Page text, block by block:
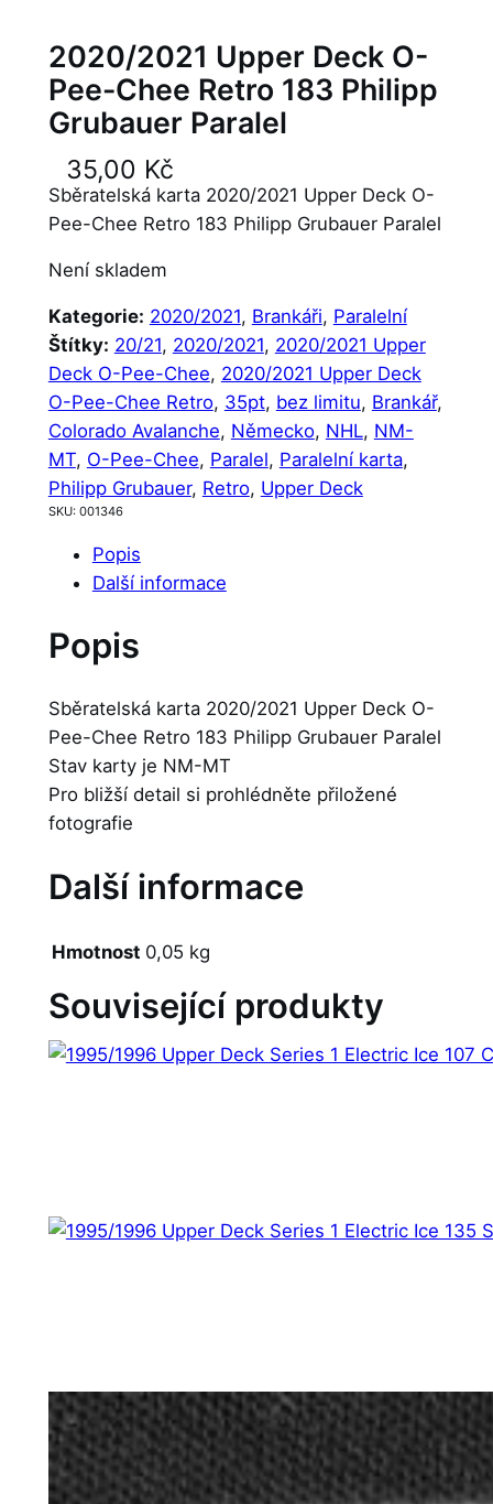
2020/2021 Upper Deck O-
Pee-Chee Retro 183 Philipp
Grubauer Paralel
35,00 Kč
Sběratelská karta 2020/2021 Upper Deck O-
Pee-Chee Retro 183 Philipp Grubauer Paralel
Není skladem
Kategorie: 2020/2021, Brankáři, Paralelní
Štítky: 20/21, 2020/2021, 2020/2021 Upper
Deck O-Pee-Chee, 2020/2021 Upper Deck
O-Pee-Chee Retro, 35pt, bez limitu, Brankář
Colorado Avalanche, Německo, NHL, NM-
MT, O-Pee-Chee, Paralel, Paralelní karta
Philipp Grubauer, Retro, Upper Deck
SKU: 001346
Popis
Další informace
Popis
Sběratelská karta 2020/2021 Upper Deck O-
Pee-Chee Retro 183 Philipp Grubauer Paralel
Stav karty je NM-MT
Pro bližší detail si prohlédněte přiložené
fotografie
Další informace
Hmotnost 0,05 kg
Související produkty